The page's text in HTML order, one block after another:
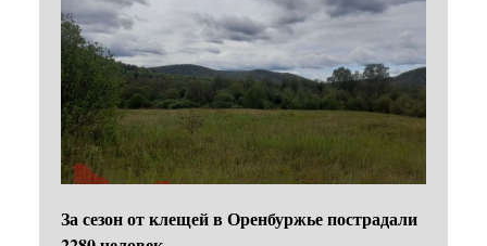
За сезон от клещей в Оренбуржье пострадали